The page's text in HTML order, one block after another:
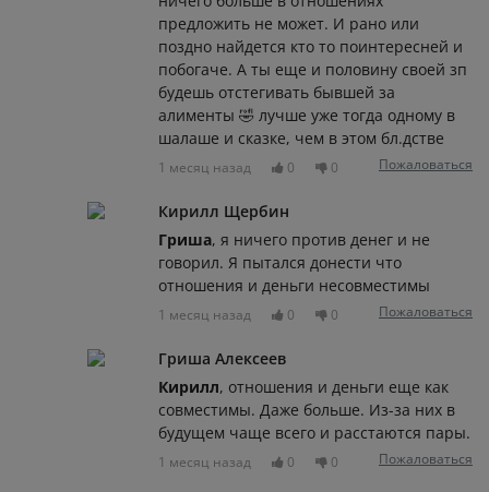
предложить не может. И рано или
поздно найдется кто то поинтересней и
побогаче. А ты еще и половину своей зп
будешь отстегивать бывшей за
алименты 🤣 лучше уже тогда одному в
шалаше и сказке, чем в этом бл.дстве
1 месяц назад 0 0 Пожаловаться
Кирилл Щербин
Гриша, я ничего против денег и не
говорил. Я пытался донести что
отношения и деньги несовместимы
1 месяц назад 0 0 Пожаловаться
Гриша Алексеев
Кирилл, отношения и деньги еще как
совместимы. Даже больше. Из-за них в
будущем чаще всего и расстаются пары.
1 месяц назад 0 0 Пожаловаться